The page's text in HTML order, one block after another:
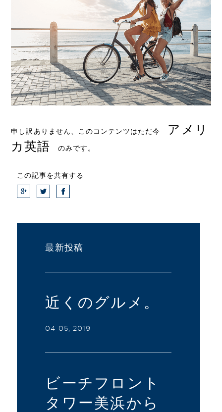
申し訳ありません、このコンテンツはただ今 アメリ
カ英語 のみです。
この記事を共有する
最新投稿
近くのグルメ。
04 05, 2019
ビーチフロント
タワー美浜から